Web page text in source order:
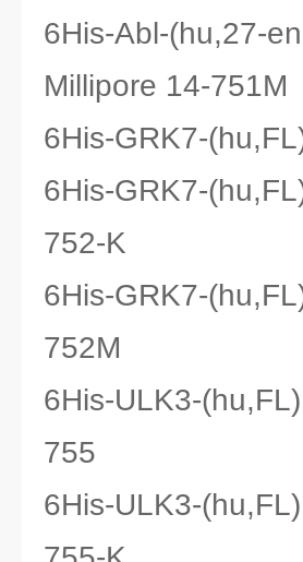
6His-Abl-(hu,27-
Millipore 14-751M
6His-GRK7-
6His-GRK7-
752-K
6His-GRK7-
752M
6His-ULK3-
755
6His-ULK3-